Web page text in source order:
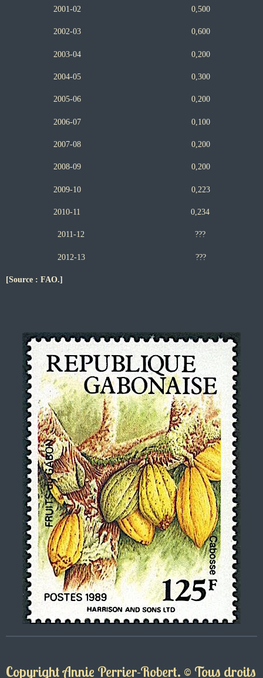
2001-02 0,500
2002-03 0,600
2003-04 0,200
2004-05 0,300
2005-06 0,200
2006-07 0,100
2007-08 0,200
2008-09 0,200
2009-10 0,223
2010-11 0,234
2011-12 ???
2012-13 ???
[Source : FAO.]
Copyright Annie Perrier-Robert. © Tous droits